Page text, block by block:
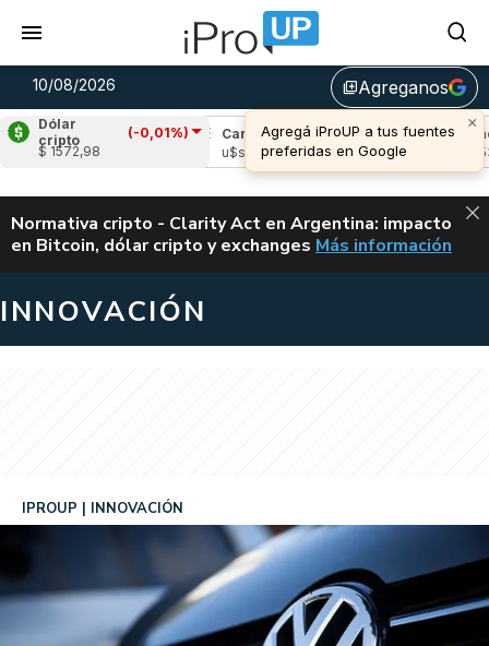
10/08/2026 library_addAgreganos
×
Agregá iProUP a tus fuentes
preferidas en Google
Dólar
cripto
(-0,01%)
$ 1572,98
(0,08%)
Cardano
(-0,96%)
u$s 0,20
ALERTA
Normativa cripto - Clarity Act en Argentina: impacto
en Bitcoin, dólar cripto y exchanges CLARITY ACT EN
Más información
INNOVACIÓN
IPROUP INNOVACIÓN